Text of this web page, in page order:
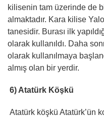
kilisenin tam üzerinde de
almaktadır. Kara kilise
tanesidir. Burası ilk
olarak kullanıldı. Daha
olarak kullanılmaya
almış olan bir yerdir.
6) Atatürk Köşkü
Atatürk köşkü Atatürk’ün